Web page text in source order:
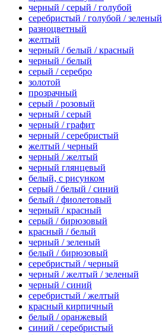
черный / серый / голубой
серебристый / голубой / зеленый
разноцветный
желтый
черный / белый / красный
черный / белый
серый / серебро
золотой
прозрачный
серый / розовый
черный / серый
черный / графит
черный / серебристый
желтый / черный
черный / желтый
черный глянцевый
белый, с рисунком
серый / белый / синий
белый / фиолетовый
черный / красный
серый / бирюзовый
красный / белый
черный / зеленый
белый / бирюзовый
серебристый / черный
черный / желтый / зеленый
черный / синий
серебристый / желтый
красный кирпичный
белый / оранжевый
синий / серебристый